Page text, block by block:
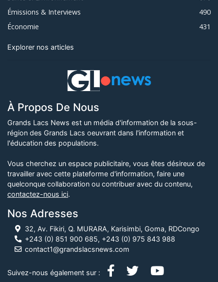
Émissions & Interviews
490
Économie
431
Explorer nos articles
À Propos De Nous
Grands Lacs News est un média d'information de la sous-
région des Grands Lacs oeuvrant dans l'information et
l'éducation des populations.
Vous cherchez un espace publicitaire, vous êtes désireux de
travailler avec cette plateforme d'information, faire une
quelconque collaboration ou contribuer avec du contenu,
contactez-nous ici.
Nos Adresses
32, Av. Fikiri, Q. MURARA, Karisimbi, Goma, RDCongo
+243 (0) 851 900 685, +243 (0) 975 843 988
contact1@grandslacsnews.com
Suivez-nous également sur :